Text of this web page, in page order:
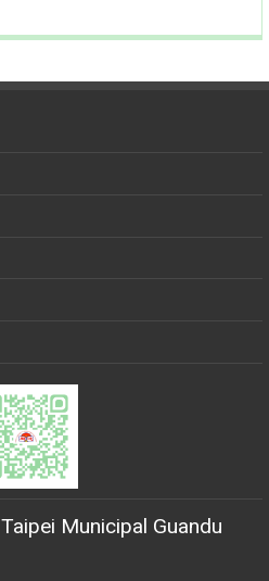
Taipei Municipal Guandu